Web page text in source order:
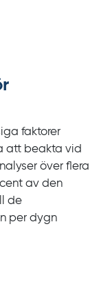
faktorer
att beakta vid
över flera
av den
de
per dygn